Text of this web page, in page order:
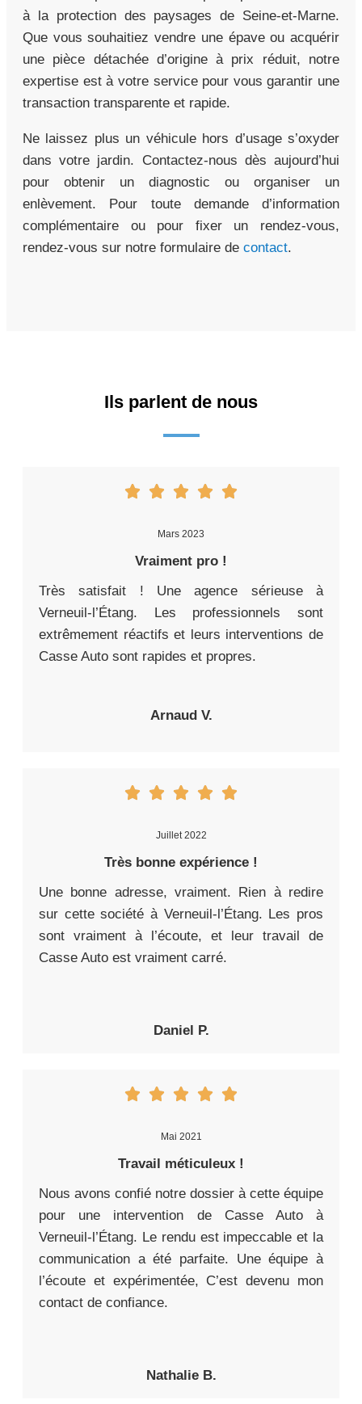
à la protection des paysages de Seine-et-Marne.
Que vous souhaitiez vendre une épave ou acquérir
une pièce détachée d’origine à prix réduit, notre
expertise est à votre service pour vous garantir une
transaction transparente et rapide.
Ne laissez plus un véhicule hors d’usage s’oxyder
dans votre jardin. Contactez-nous dès aujourd’hui
pour obtenir un diagnostic ou organiser un
enlèvement. Pour toute demande d’information
complémentaire ou pour fixer un rendez-vous,
rendez-vous sur notre formulaire de contact.
Ils parlent de nous
Mars 2023
Vraiment pro !
Très satisfait ! Une agence sérieuse à
Verneuil-l’Étang. Les professionnels sont
extrêmement réactifs et leurs interventions de
Casse Auto sont rapides et propres.
Arnaud V.
Juillet 2022
Très bonne expérience !
Une bonne adresse, vraiment. Rien à redire
sur cette société à Verneuil-l’Étang. Les pros
sont vraiment à l’écoute, et leur travail de
Casse Auto est vraiment carré.
Daniel P.
Mai 2021
Travail méticuleux !
Nous avons confié notre dossier à cette équipe
pour une intervention de Casse Auto à
Verneuil-l’Étang. Le rendu est impeccable et la
communication a été parfaite. Une équipe à
l’écoute et expérimentée, C’est devenu mon
contact de confiance.
Nathalie B.